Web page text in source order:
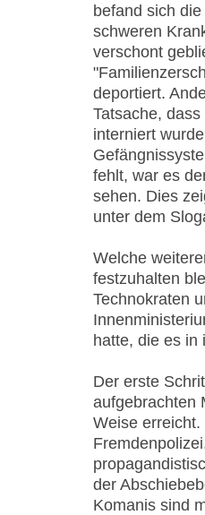
befand sich
schweren
verschont
deportiert.
Tatsache,
interniert
fehlt, war es
sehen. Dies
unter dem
Welche
festzuhalten
Technokraten
hatte, die es in
Der erste
aufgebrachten
Weise
der
Komanis sind